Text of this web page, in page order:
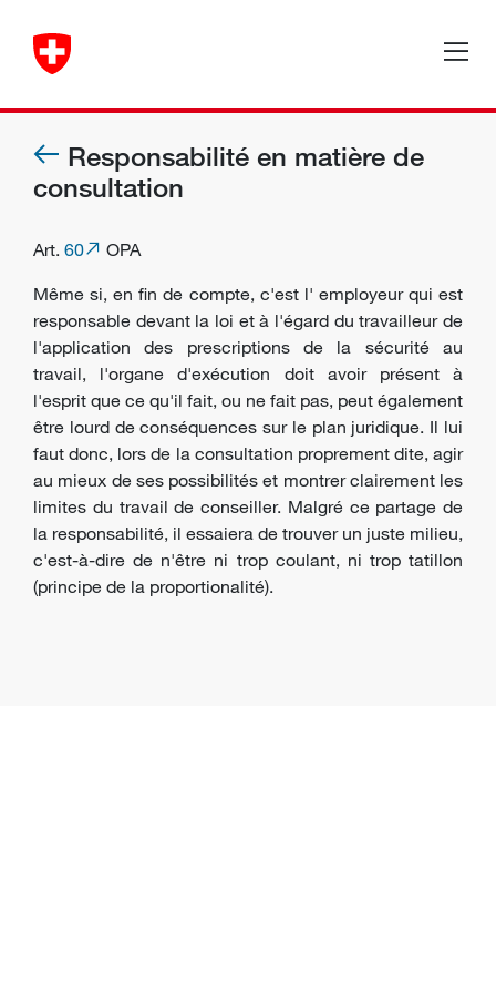
Responsabilité en matière de
consultation
Art. 60
OPA
Même si, en fin de compte, c'est l' employeurqui est
responsable devant la loi et à l'égard dutravailleurde
l'application des prescriptions de la sécurité au
travail, l'organe d'exécution doit avoir présent à
l'esprit que ce qu'il fait, ou ne fait pas, peut également
être lourd de conséquences sur le plan juridique. Il lui
faut donc, lors de la consultation proprement dite, agir
au mieux de ses possibilités et montrer clairement les
limites du travail de conseiller. Malgré ce partage de
la responsabilité, il essaiera de trouver un juste milieu,
c'est-à-dire de n'être ni trop coulant, ni trop tatillon
(principe de la proportionalité).